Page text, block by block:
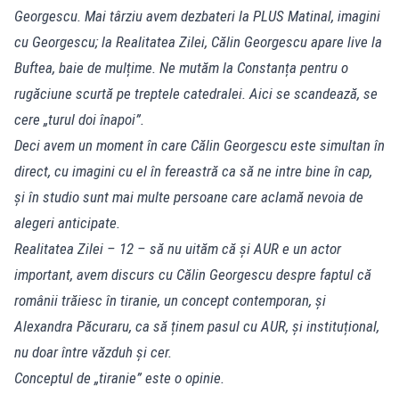
Georgescu. Mai târziu avem dezbateri la PLUS Matinal, imagini
cu Georgescu; la Realitatea Zilei, Călin Georgescu apare live la
Buftea, baie de mulțime. Ne mutăm la Constanța pentru o
rugăciune scurtă pe treptele catedralei. Aici se scandează, se
cere „turul doi înapoi”.
Deci avem un moment în care Călin Georgescu este simultan în
direct, cu imagini cu el în fereastră ca să ne intre bine în cap,
și în studio sunt mai multe persoane care aclamă nevoia de
alegeri anticipate.
Realitatea Zilei – 12 – să nu uităm că și AUR e un actor
important, avem discurs cu Călin Georgescu despre faptul că
românii trăiesc în tiranie, un concept contemporan, și
Alexandra Păcuraru, ca să ținem pasul cu AUR, și instituțional,
nu doar între văzduh și cer.
Conceptul de „tiranie” este o opinie.